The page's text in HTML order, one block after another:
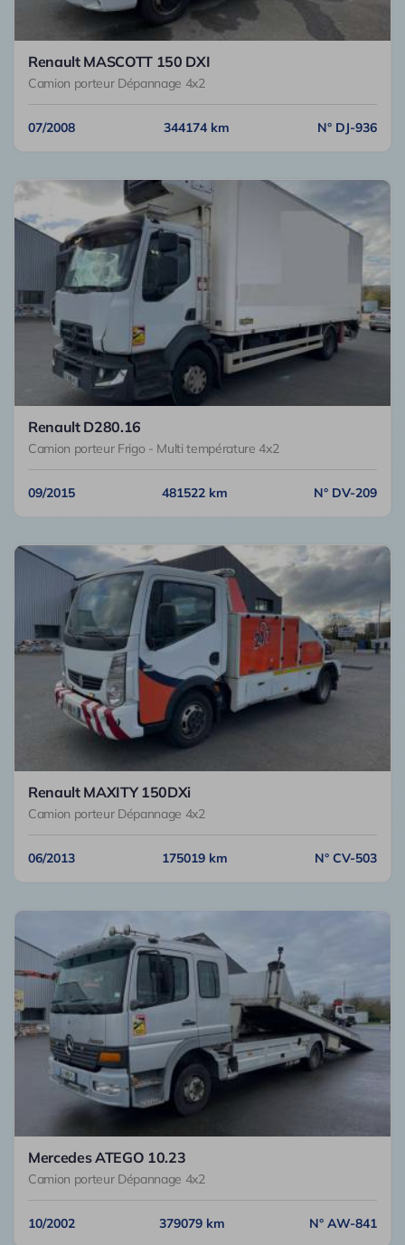
Renault MASCOTT 150 DXI
Camion porteur Dépannage 4x2
07/2008 344174 km N° DJ-936
Renault D280.16
Camion porteur Frigo - Multi température 4x2
09/2015 481522 km N° DV-209
Renault MAXITY 150DXi
Camion porteur Dépannage 4x2
06/2013 175019 km N° CV-503
Mercedes ATEGO 10.23
Camion porteur Dépannage 4x2
10/2002 379079 km N° AW-841